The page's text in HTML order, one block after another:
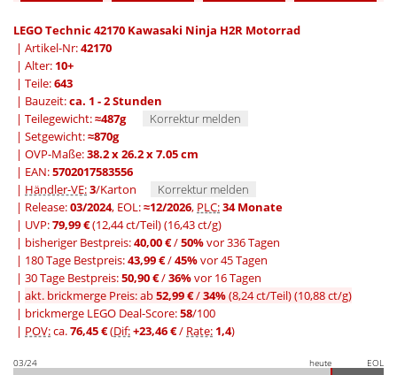
LEGO Technic 42170 Kawasaki Ninja H2R Motorrad
| Artikel-Nr:42170
| Alter: 10+
| Teile:643
| Bauzeit:ca. 1 - 2 Stunden
| Teilegewicht:≈487g
Korrektur melden
| Setgewicht:≈870g
| OVP-Maße:38.2 x 26.2 x 7.05 cm
| EAN:5702017583556
| Händler-VE:3/Karton
Korrektur melden
| Release:03/2024, EOL:≈12/2026, PLC:34 Monate
| UVP:79,99 €(12,44 ct/Teil)(16,43 ct/g)
| bisheriger Bestpreis:40,00 €/50%vor 336 Tagen
| 180 Tage Bestpreis:43,99 €/45%vor 45 Tagen
| 30 Tage Bestpreis:50,90 €/36%vor 16 Tagen
| akt. brickmerge Preis: ab52,99 €/34%(8,24 ct/Teil)(10,88 ct/g)
| brickmerge LEGO Deal-Score:58/100
| POV:ca.76,45 €(Dif:+23,46 €/ Rate: 1,4)
03/24 heute
EOL